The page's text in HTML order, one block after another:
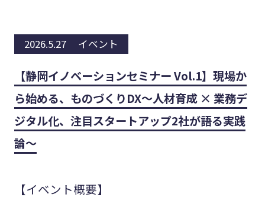
2026.5.27 イベント
【静岡イノベーションセミナー Vol.1】現場か
ら始める、ものづくりDX〜人材育成 × 業務デ
ジタル化、注目スタートアップ2社が語る実践
論〜
【イベント概要】